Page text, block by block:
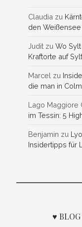
Claudia zu
den Weißensee
Judit zuWo
Kraftorte auf Sylt
Marcel zu
die man in
Lago Maggiore
im Tessin: 5
Benjamin zu
Insidertipps für
♥